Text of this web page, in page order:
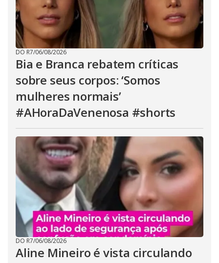
DO R7/06/08/2026
Bia e Branca rebatem críticas
sobre seus corpos: ‘Somos
mulheres normais’
#AHoraDaVenenosa #shorts
DO R7/06/08/2026
Aline Mineiro é vista circulando